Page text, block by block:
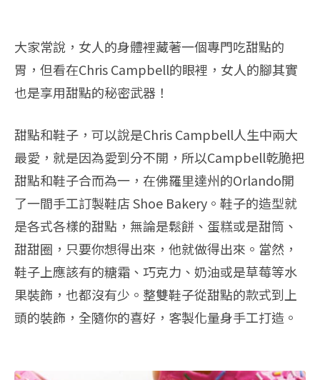
大家常說，女人的身體裡藏著一個專門吃甜點的
胃，但看在Chris Campbell的眼裡，女人的腳其實
也是享用甜點的秘密武器！
甜點和鞋子，可以說是Chris Campbell人生中兩大
最愛，就是因為愛到分不開，所以Campbell乾脆把
甜點和鞋子合而為一，在佛羅里達州的Orlando開
了一間手工訂製鞋店 Shoe Bakery。鞋子的造型就
是各式各樣的甜點，無論是鬆餅、蛋糕或是甜筒、
甜甜圈，只要你想得出來，他就做得出來。當然，
鞋子上應該有的糖霜、巧克力、奶油或是草莓等水
果裝飾，也都沒有少。整雙鞋子從甜點的款式到上
頭的裝飾，全隨你的喜好，客製化量身手工打造。